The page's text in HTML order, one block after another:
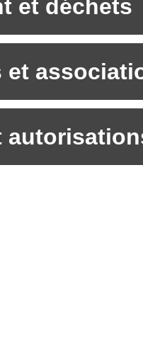
et déchets
et